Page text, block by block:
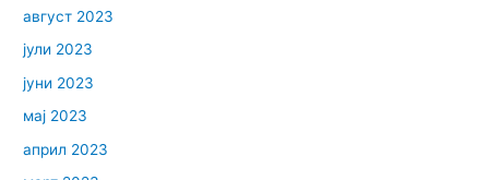
август 2023
јули 2023
јуни 2023
мај 2023
април 2023